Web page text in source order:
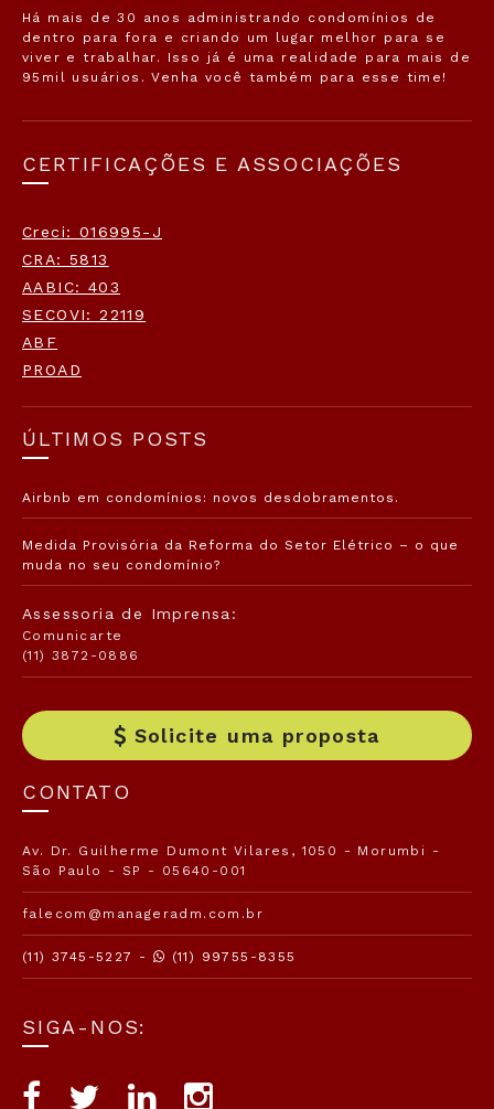
Há mais de 30 anos administrando condomínios de
dentro para fora e criando um lugar melhor para se
viver e trabalhar. Isso já é uma realidade para mais de
95mil usuários. Venha você também para esse time!
CERTIFICAÇÕES E ASSOCIAÇÕES
Creci: 016995-J
CRA: 5813
AABIC: 403
SECOVI: 22119
ABF
PROAD
ÚLTIMOS POSTS
Airbnb em condomínios: novos desdobramentos.
Medida Provisória da Reforma do Setor Elétrico – o que
muda no seu condomínio?
Assessoria de Imprensa:
Comunicarte
(11) 3872-0886
Solicite uma proposta
CONTATO
Av. Dr. Guilherme Dumont Vilares, 1050 - Morumbi -
São Paulo - SP - 05640-001
falecom@manageradm.com.br
(11) 3745-5227 - (11) 99755-8355
SIGA-NOS: